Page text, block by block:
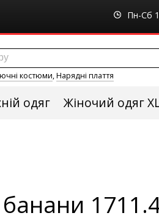
Пн-Сб
костюми,Нарядні плаття
одяг Жіночий одяг